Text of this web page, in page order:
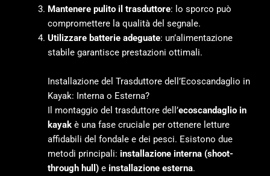
Mantenere pulito il trasduttore: lo sporco può
compromettere la qualità del segnale.
Utilizzare batterie adeguate: un’alimentazione
stabile garantisce prestazioni ottimali.
Installazione del Trasduttore dell’Ecoscandaglio in
Kayak: Interna o Esterna?
Il montaggio del trasduttore dell’ecoscandaglio in
kayakè una fase cruciale per ottenere letture
affidabili del fondale e dei pesci. Esistono due
metodi principali: installazione interna (shoot-
through hull)e installazione esterna.